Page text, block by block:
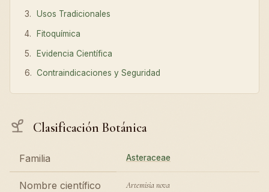
Usos Tradicionales
Fitoquímica
Evidencia Científica
Contraindicaciones y Seguridad
Clasificación Botánica
Familia Asteraceae
Nombre científico Artemisia nova